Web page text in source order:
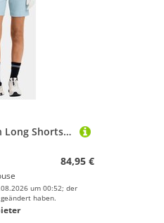
J.Lindeberg Gwen Long Shorts Bermuda Hose blau
84,95 €
um 00:52; der
haben.